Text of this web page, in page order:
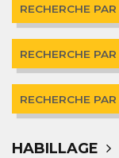
RECHERCHE PAR
RECHERCHE PAR
RECHERCHE PAR
HABILLAGE